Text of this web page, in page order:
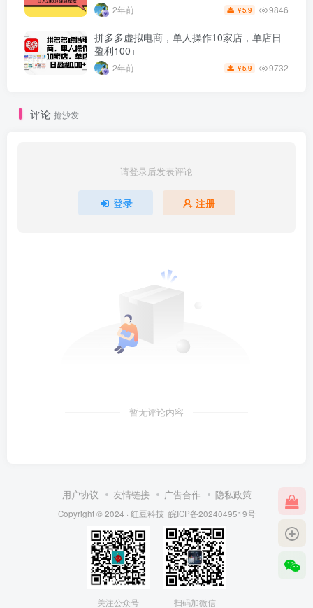
2年前 ￥5.9 9846
拼多多虚拟电商，单人操作10家店，单店日
盈利100+
2年前 ￥5.9 9732
评论 抢沙发
请登录后发表评论
登录 注册
暂无评论内容
用户协议 友情链接 广告合作 隐私政策
Copyright © 2024 · 红豆科技 皖ICP备2024049519号
关注公众号 扫码加微信